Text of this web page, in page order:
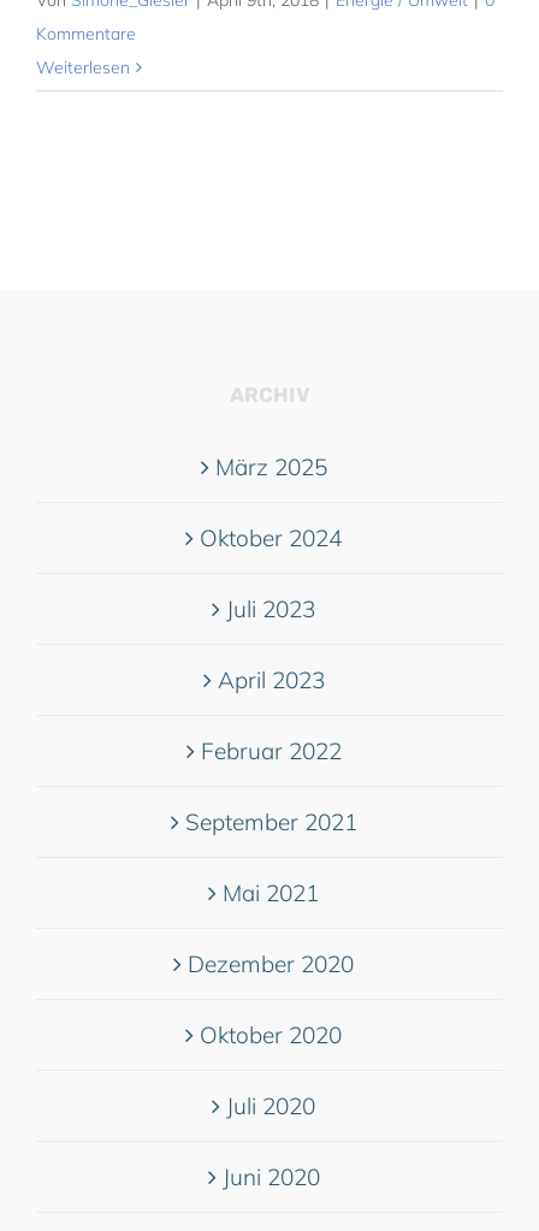
Kommentare
Weiterlesen
ARCHIV
März 2025
Oktober 2024
Juli 2023
April 2023
Februar 2022
September 2021
Mai 2021
Dezember 2020
Oktober 2020
Juli 2020
Juni 2020